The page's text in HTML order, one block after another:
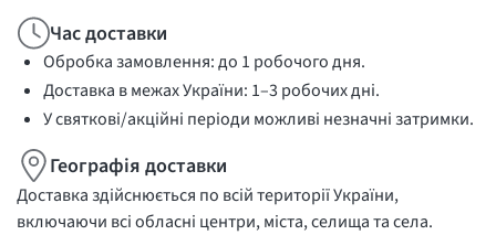
Час доставки
Обробка замовлення: до 1 робочого дня.
Доставка в межах України: 1–3 робочих дні.
У святкові/акційні періоди можливі незначні затримки.
Географія доставки
Доставка здійснюється по всій території України,
включаючи всі обласні центри, міста, селища та села.